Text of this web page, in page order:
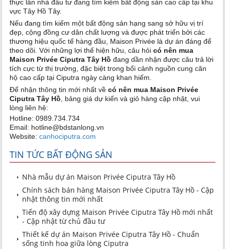
thực lẫn nhà đầu tư đang tìm kiếm bất động sản cao cấp tại khu
vực Tây Hồ Tây.
Nếu đang tìm kiếm một bất động sản hạng sang sở hữu vị trí
đẹp, cộng đồng cư dân chất lượng và được phát triển bởi các
thương hiệu quốc tế hàng đầu, Maison Privée là dự án đáng để
theo dõi. Với những lợi thế hiện hữu, câu hỏicó nên mua
Maison Privée Ciputra Tây Hồ đang dần nhận được câu trả lời
tích cực từ thị trường, đặc biệt trong bối cảnh nguồn cung căn
hộ cao cấp tại Ciputra ngày càng khan hiếm.
Để nhận thông tin mới nhất vềcó nên mua Maison Privée
Ciputra Tây Hồ , bảng giá dự kiến và giỏ hàng cập nhật, vui
lòng liên hệ:
Hotline: 0989.734.734
Email: hotline@bdstanlong.vn
Website:canhociputra.com
TIN TỨC BẤT ĐỘNG SẢN
Nhà mẫu dự án Maison Privée Ciputra Tây Hồ
Chính sách bán hàng Maison Privée Ciputra Tây Hồ - Cập
nhật thông tin mới nhất
Tiến độ xây dựng Maison Privée Ciputra Tây Hồ mới nhất
- Cập nhật từ chủ đầu tư
Thiết kế dự án Maison Privée Ciputra Tây Hồ - Chuẩn
sống tinh hoa giữa lòng Ciputra